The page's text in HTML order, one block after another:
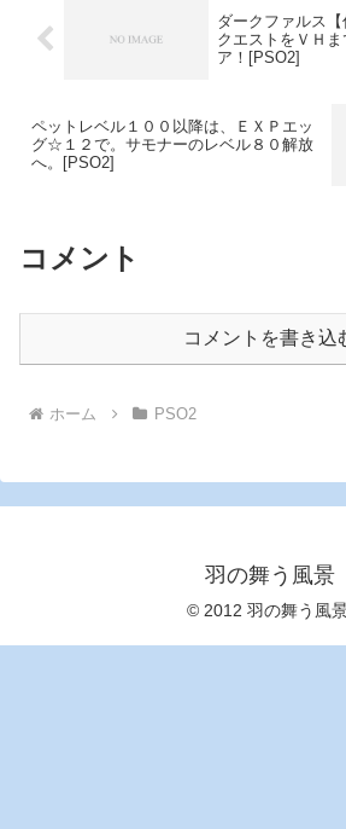
ダークファルス
クエストをＶＨ
ア！[PSO2]
ペットレベル１００以降は、ＥＸＰエッ
グ☆１２で。サモナーのレベル８０解放
へ。[PSO2]
コメント
コメントを書き込
ホーム PSO2
羽の舞う風景
© 2012 羽の舞う風